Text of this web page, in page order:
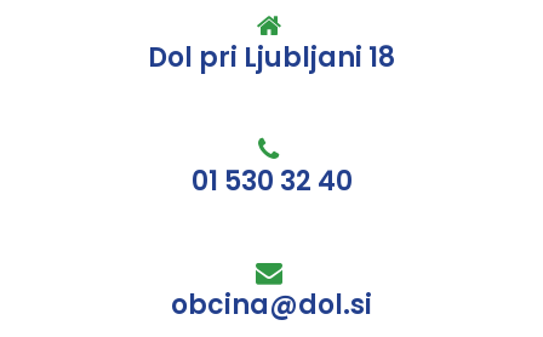
Dol pri Ljubljani 18
01 530 32 40
obcina@dol.si